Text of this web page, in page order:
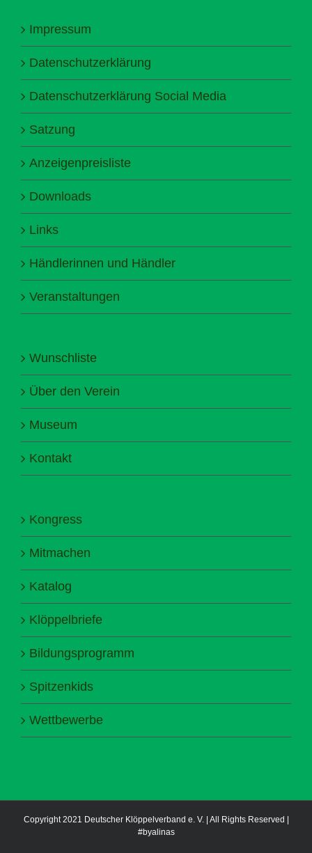
Impressum
Datenschutzerklärung
Datenschutzerklärung Social Media
Satzung
Anzeigenpreisliste
Downloads
Links
Händlerinnen und Händler
Veranstaltungen
Wunschliste
Über den Verein
Museum
Kontakt
Kongress
Mitmachen
Katalog
Klöppelbriefe
Bildungsprogramm
Spitzenkids
Wettbewerbe
Copyright 2021 Deutscher Klöppelverband e. V. | All Rights Reserved |
#byalinas